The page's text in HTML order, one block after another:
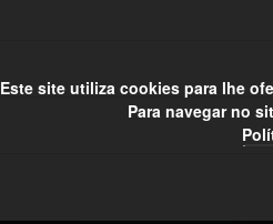
Este site utiliza cookies para lhe
Para navegar no